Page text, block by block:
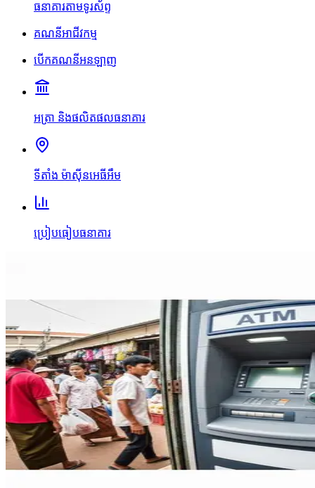
ធនាគារតាមទូរស័ព្ទ
គណនីអាជីវកម្ម
បើកគណនីអនឡាញ
អត្រា និងផលិតផលធនាគារ
ទីតាំង ម៉ាស៊ីនអេធីអឹម
ប្រៀបធៀបធនាគារ